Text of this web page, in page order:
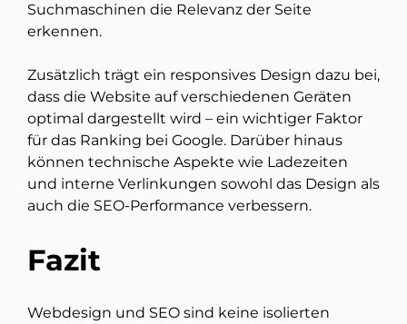
Suchmaschinen die Relevanz der Seite
erkennen.
Zusätzlich trägt ein responsives Design dazu bei,
dass die Website auf verschiedenen Geräten
optimal dargestellt wird – ein wichtiger Faktor
für das Ranking bei Google. Darüber hinaus
können technische Aspekte wie Ladezeiten
und interne Verlinkungen sowohl das Design als
auch die SEO-Performance verbessern.
Fazit
Webdesign und SEO sind keine isolierten